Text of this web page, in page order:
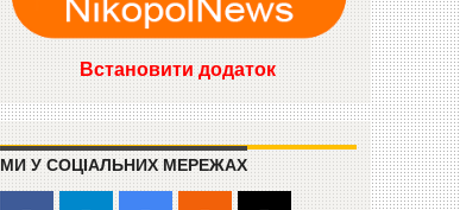
Встановити додаток
МИ У СОЦІАЛЬНИХ МЕРЕЖАХ